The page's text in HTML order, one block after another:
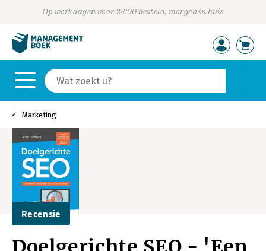
Op werkdagen voor 23:00 besteld, morgen in huis
Marketing
Recensie